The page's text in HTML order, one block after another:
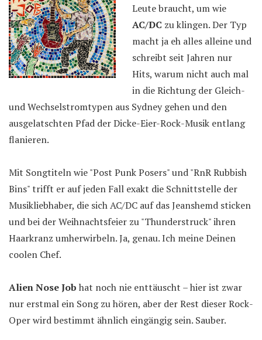
Leute braucht, um wie
AC/DC zu klingen. Der Typ
macht ja eh alles alleine und
schreibt seit Jahren nur
Hits, warum nicht auch mal
in die Richtung der Gleich-
und Wechselstromtypen aus Sydney gehen und den
ausgelatschten Pfad der Dicke-Eier-Rock-Musik entlang
flanieren.
Mit Songtiteln wie "Post Punk Posers" und "RnR Rubbish
Bins" trifft er auf jeden Fall exakt die Schnittstelle der
Musikliebhaber, die sich AC/DC auf das Jeanshemd sticken
und bei der Weihnachtsfeier zu "Thunderstruck" ihren
Haarkranz umherwirbeln. Ja, genau. Ich meine Deinen
coolen Chef.
Alien Nose Job hat noch nie enttäuscht – hier ist zwar
nur erstmal ein Song zu hören, aber der Rest dieser Rock-
Oper wird bestimmt ähnlich eingängig sein. Sauber.